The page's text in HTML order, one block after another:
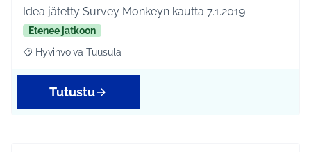
Idea jätetty Survey Monkeyn kautta 7.1.2019.
Etenee jatkoon
Rajaa tulokset aihepiirin mukaan: Hyvinvoiva Tuusula
Hyvinvoiva Tuusula
Tutustu